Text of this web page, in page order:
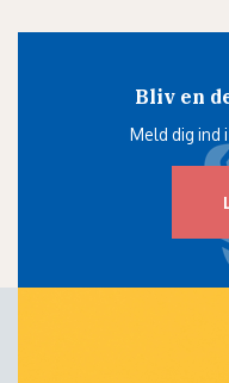
Bliv en
Meld dig ind